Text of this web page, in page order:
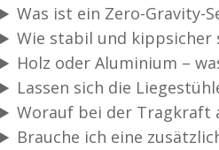
Was ist ein Zero-Gravity-
Wie stabil und kippsicher
Holz oder Aluminium –
Lassen sich die
Worauf bei der Tragkraft
Brauche ich eine